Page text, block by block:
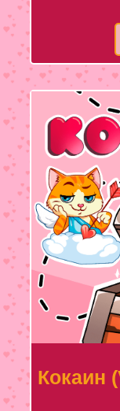
Кокаин